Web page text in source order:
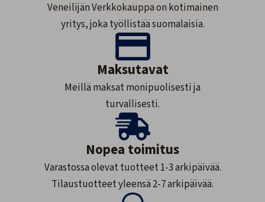
Veneilijän Verkkokauppa on kotimainen
yritys, joka työllistää suomalaisia.
Maksutavat
Meillä maksat monipuolisesti ja
turvallisesti.
Nopea toimitus
Varastossa olevat tuotteet 1-3 arkipäivää.
Tilaustuotteet yleensä 2-7 arkipäivää.